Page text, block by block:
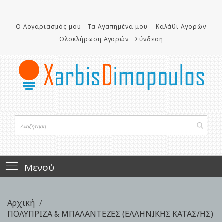
περιεχόμενο
Ο Λογαριασμός μου Τα Αγαπημένα μου
Καλάθι Αγορών
Ολοκλήρωση Αγορών
Σύνδεση
Μενού
Αρχική
ΠΟΛΥΠΡΙΖΑ & ΜΠΑΛΑΝΤΕΖΕΣ (ΕΛΛΗΝΙΚΗΣ ΚΑΤΑΣ/ΗΣ)